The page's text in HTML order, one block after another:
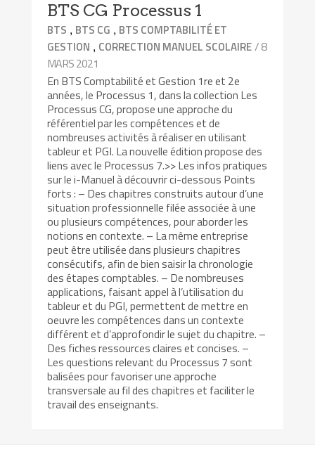
BTS CG Processus 1
BTS , BTS CG , BTS COMPTABILITÉ ET
GESTION , CORRECTION MANUEL SCOLAIRE/ 8
MARS 2021
En BTS Comptabilité et Gestion 1re et 2e
années, le Processus 1, dans la collection Les
Processus CG, propose une approche du
référentiel par les compétences et de
nombreuses activités à réaliser en utilisant
tableur et PGI. La nouvelle édition propose des
liens avec le Processus 7.>> Les infos pratiques
sur le i-Manuel à découvrir ci-dessous Points
forts : – Des chapitres construits autour d’une
situation professionnelle filée associée à une
ou plusieurs compétences, pour aborder les
notions en contexte. – La même entreprise
peut être utilisée dans plusieurs chapitres
consécutifs, afin de bien saisir la chronologie
des étapes comptables. – De nombreuses
applications, faisant appel à l’utilisation du
tableur et du PGI, permettent de mettre en
oeuvre les compétences dans un contexte
différent et d’approfondir le sujet du chapitre. –
Des fiches ressources claires et concises. –
Les questions relevant du Processus 7 sont
balisées pour favoriser une approche
transversale au fil des chapitres et faciliter le
travail des enseignants.